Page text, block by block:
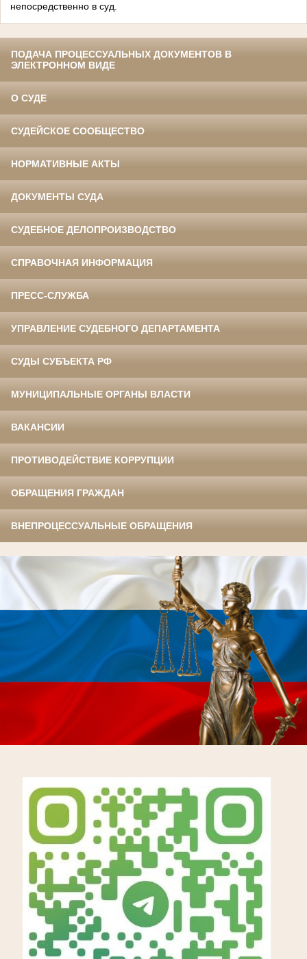
непосредственно в суд.
ПОДАЧА ПРОЦЕССУАЛЬНЫХ ДОКУМЕНТОВ В
ЭЛЕКТРОННОМ ВИДЕ
О СУДЕ
СУДЕЙСКОЕ СООБЩЕСТВО
НОРМАТИВНЫЕ АКТЫ
ДОКУМЕНТЫ СУДА
СУДЕБНОЕ ДЕЛОПРОИЗВОДСТВО
СПРАВОЧНАЯ ИНФОРМАЦИЯ
ПРЕСС-СЛУЖБА
УПРАВЛЕНИЕ СУДЕБНОГО ДЕПАРТАМЕНТА
СУДЫ СУБЪЕКТА РФ
МУНИЦИПАЛЬНЫЕ ОРГАНЫ ВЛАСТИ
ВАКАНСИИ
ПРОТИВОДЕЙСТВИЕ КОРРУПЦИИ
ОБРАЩЕНИЯ ГРАЖДАН
ВНЕПРОЦЕССУАЛЬНЫЕ ОБРАЩЕНИЯ